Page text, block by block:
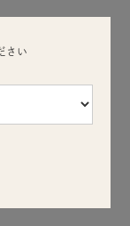
します。
さい